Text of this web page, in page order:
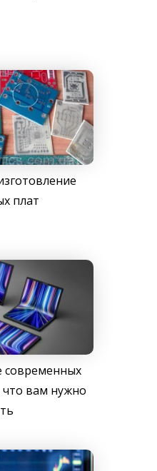
плат
современных
что вам нужно